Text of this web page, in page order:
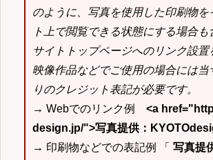
のように、写真を使用した印刷物を
ト上で閲覧できる状態にする場合
サイトトップページへのリンク設置
映像作品などでご使用の場合には当
りのクレジット表記が必要です。
→ Webでのリンク例 <a
design.jp/">写真提供：
→ 印刷物などでの表記例 「 写真提